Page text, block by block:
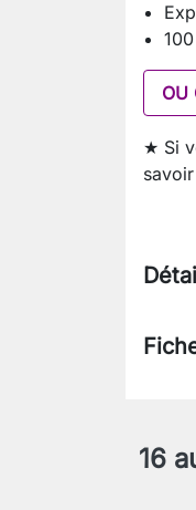
OU
★ Si
16